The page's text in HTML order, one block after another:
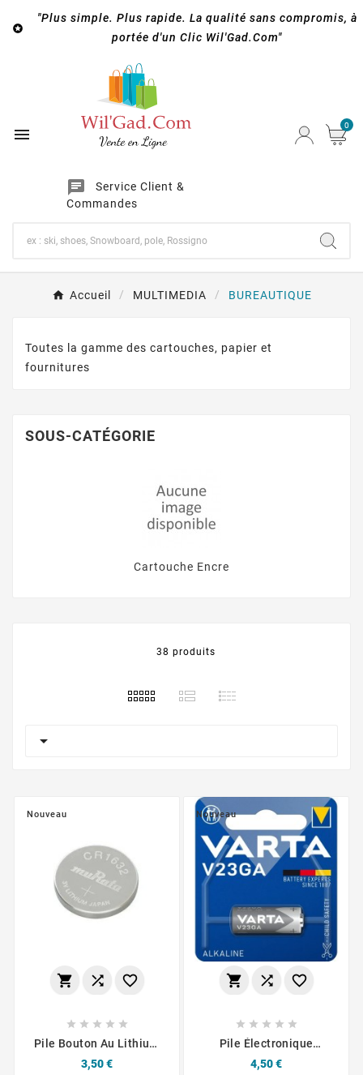

"Plus simple. Plus rapide. La qualité sans compromis, à
portée d'un Clic Wil'Gad.Com"

chat
Service Client &
Commandes
0
Accueil MULTIMEDIA BUREAUTIQUE
Toutes la gamme des cartouches, papier et
fournitures
SOUS-CATÉGORIE
Cartouche Encre
38 produits

Nouveau
  
    
Pile Bouton Au Lithium
Prix
3,50 €
Nouveau
  
    
Pile Électronique
- VARTA
Prix
4,50 €